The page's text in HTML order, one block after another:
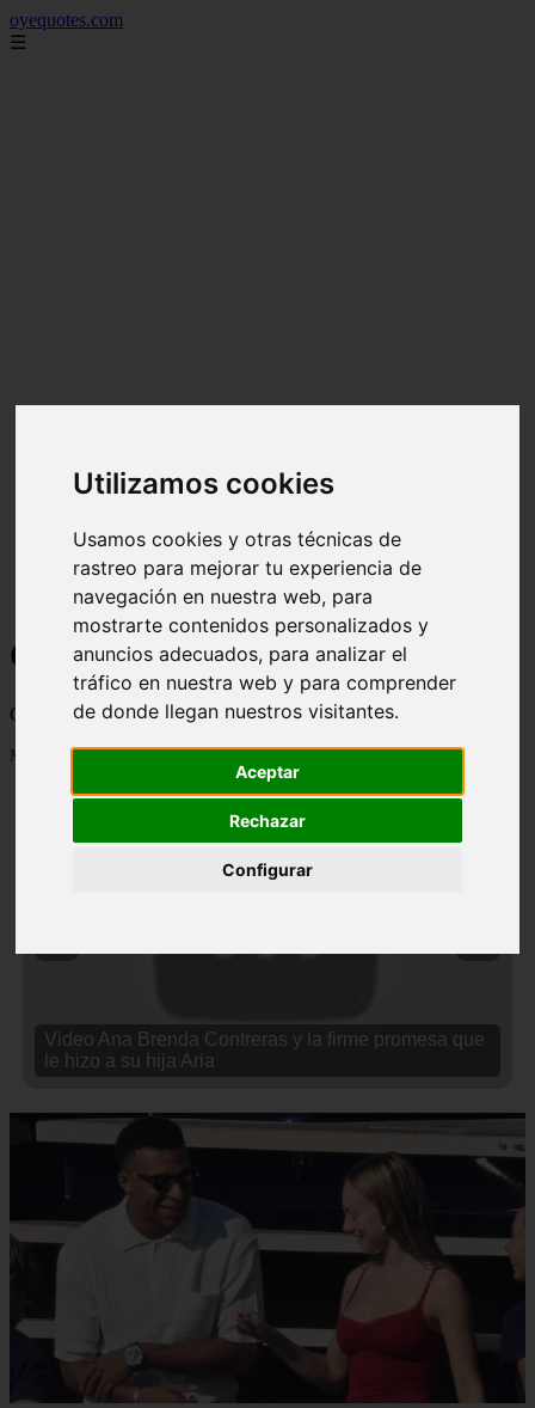
Utilizamos cookies
Usamos cookies y otras técnicas de
rastreo para mejorar tu experiencia de
navegación en nuestra web, para
mostrarte contenidos personalizados y
anuncios adecuados, para analizar el
tráfico en nuestra web y para comprender
de donde llegan nuestros visitantes.
Aceptar
Rechazar
Configurar
oyequotes.com
☰
Curiosidades y Sabias que
Cosas curiosas, curiosidades, noticias impactantes y mucho mas
Mostrando 1 - 24 de 2833 artículos
Video Ana Brenda Contreras y la firme promesa que
le hizo a su hija Aria